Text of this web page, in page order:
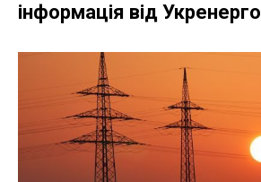
інформація від Укренерго